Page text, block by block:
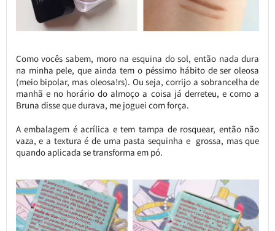
Como vocês sabem, moro na esquina do sol, então nada dura
na minha pele, que ainda tem o péssimo hábito de ser oleosa
(meio bipolar, mas oleosa!rs). Ou seja, corrijo a sobrancelha de
manhã e no horário do almoço a coisa já derreteu, e como a
Bruna disse que durava, me joguei com força.
A embalagem é acrílica e tem tampa de rosquear, então não
vaza, e a textura é de uma pasta sequinha e grossa, mas que
quando aplicada se transforma em pó.